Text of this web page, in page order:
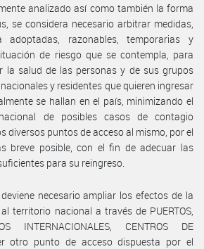
analizado así como también la forma
se considera necesario arbitrar medidas,
razonables, temporarias y
de riesgo que se contempla, para
la salud de las personas y de sus grupos
y residentes que quieren ingresar
se hallan en el país, minimizando el
de posibles casos de contagio
diversos puntos de acceso al mismo, por el
breve posible, con el fin de adecuar las
para su reingreso.
necesario ampliar los efectos de la
territorio nacional a través de PUERTOS,
INTERNACIONALES, CENTROS DE
otro punto de acceso dispuesta por el